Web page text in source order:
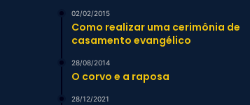
02/02/2015
Como realizar uma cerimônia de
casamento evangélico
28/08/2014
O corvo e a raposa
28/12/2021